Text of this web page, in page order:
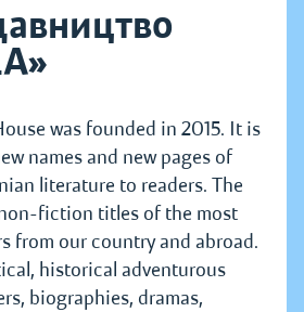
was founded in 2015. It is
names and new pages of
literature to readers. The
fiction titles of the most
from our country and abroad.
historical adventurous
biographies, dramas,